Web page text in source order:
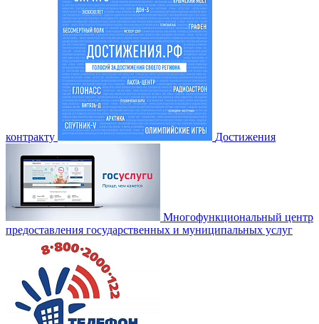
контракту Достижения
Многофункциональный центр
предоставления государственных и муниципальных услуг